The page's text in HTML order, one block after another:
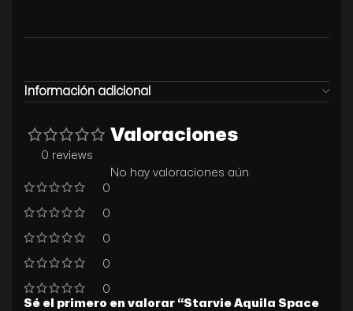
Información adicional
0 reviews
0
0
0
0
0
Valoraciones
No hay valoraciones aún.
Sé el primero en valorar “Starvie Aquila Space